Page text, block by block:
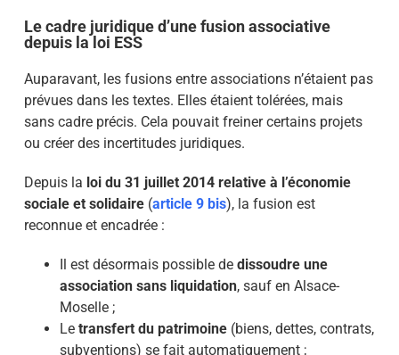
Le cadre juridique d’une fusion associative
depuis la loi ESS
Auparavant, les fusions entre associations n’étaient pas
prévues dans les textes. Elles étaient tolérées, mais
sans cadre précis. Cela pouvait freiner certains projets
ou créer des incertitudes juridiques.
Depuis la loi du 31 juillet 2014 relative à l’économie
sociale et solidaire (article 9 bis), la fusion est
reconnue et encadrée :
Il est désormais possible de dissoudre une
association sans liquidation, sauf en Alsace-
Moselle ;
Le transfert du patrimoine(biens, dettes, contrats,
subventions) se fait automatiquement ;